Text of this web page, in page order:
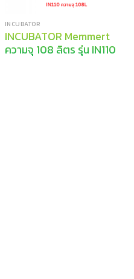
INCUBATOR
INCUBATOR Memmert
ความจุ 108 ลิตร รุ่น IN110